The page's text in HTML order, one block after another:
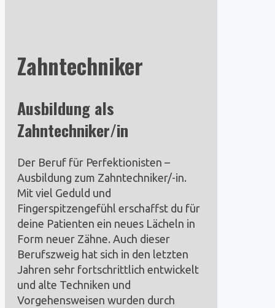
Zahntechniker
Ausbildung als
Zahntechniker/in
Der Beruf für Perfektionisten –
Ausbildung zum Zahntechniker/-in.
Mit viel Geduld und
Fingerspitzengefühl erschaffst du für
deine Patienten ein neues Lächeln in
Form neuer Zähne. Auch dieser
Berufszweig hat sich in den letzten
Jahren sehr fortschrittlich entwickelt
und alte Techniken und
Vorgehensweisen wurden durch